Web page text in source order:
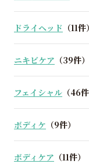
ドライヘッド （11件）
ニキビケア （39件）
フェイシャル （46件
ボディケ （9件）
ボディケア （11件）